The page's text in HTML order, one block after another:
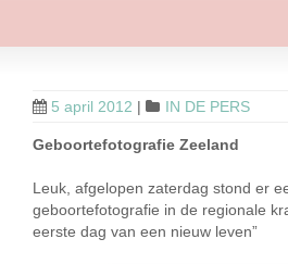
5 april 2012 | IN DE PERS
Geboortefotografie Zeeland
Leuk, afgelopen zaterdag stond er
geboortefotografie in de regionale
eerste dag van een nieuw leven”